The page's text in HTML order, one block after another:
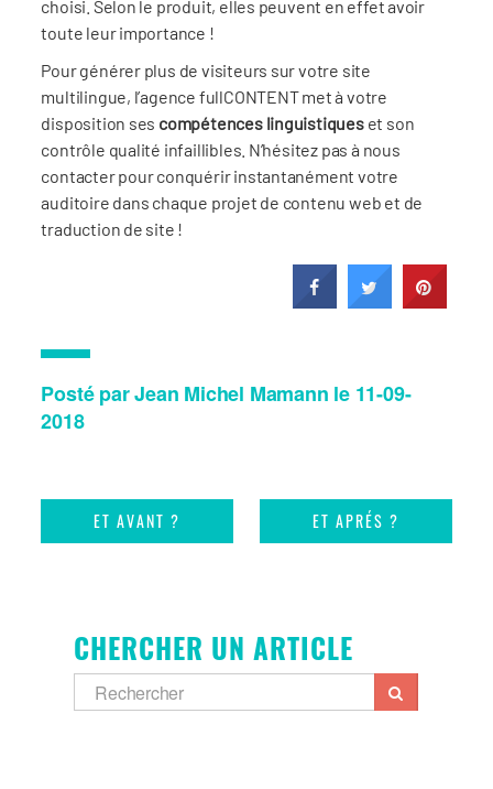
choisi. Selon le produit, elles peuvent en effet avoir
toute leur importance !
Pour générer plus de visiteurs sur votre site
multilingue, l’agence fullCONTENT met à votre
disposition ses compétences linguistiqueset son
contrôle qualité infaillibles. N’hésitez pas à nous
contacter pour conquérir instantanément votre
auditoire dans chaque projet de contenu web et de
traduction de site !
Posté par Jean Michel Mamann le 11-09-
2018
ET AVANT ? ET APRÉS ?
CHERCHER UN ARTICLE